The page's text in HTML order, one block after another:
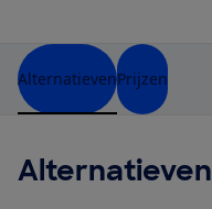
AlternatievenPrijzen
Alternatieven